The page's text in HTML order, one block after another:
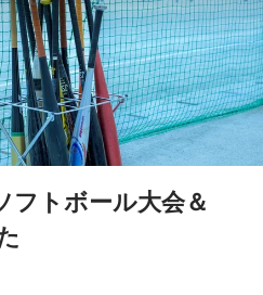
フトボール大会＆